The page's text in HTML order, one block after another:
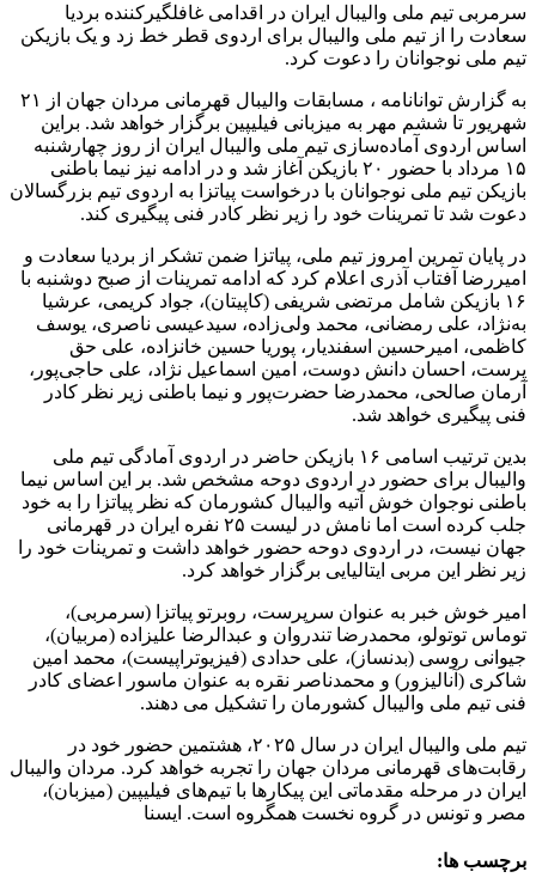
سرمربی تیم ملی والیبال ایران در اقدامی غافلگیرکننده بردیا
سعادت را از تیم ملی والیبال برای اردوی قطر خط زد و یک بازیکن
تیم ملی نوجوانان را دعوت کرد.
به گزارش توانانامه ، مسابقات والیبال قهرمانی مردان جهان از ۲۱
شهریور تا ششم مهر به میزبانی فیلیپین برگزار خواهد شد. براین
اساس اردوی آماده‌سازی تیم ملی والیبال ایران از روز چهارشنبه
۱۵ مرداد با حضور ۲۰ بازیکن آغاز شد و در ادامه نیز نیما باطنی
بازیکن تیم ملی نوجوانان با درخواست پیاتزا به اردوی تیم بزرگسالان
دعوت شد تا تمرینات خود را زیر نظر کادر فنی پیگیری کند.
در پایان تمرین امروز تیم ملی، پیاتزا ضمن تشکر از بردیا سعادت و
امیررضا آفتاب آذری اعلام کرد که ادامه تمرینات از صبح دوشنبه با
۱۶ بازیکن شامل مرتضی شریفی (کاپیتان)، جواد کریمی، عرشیا
به‌نژاد، علی رمضانی، محمد ولی‌زاده، سیدعیسی ناصری، یوسف
کاظمی، امیرحسین اسفندیار، پوریا حسین خانزاده، علی حق
پرست، احسان دانش دوست، امین اسماعیل نژاد، علی حاجی‌پور،
آرمان صالحی، محمدرضا حضرت‌پور و نیما باطنی زیر نظر کادر
فنی پیگیری خواهد شد.
بدین ترتیب اسامی ۱۶ بازیکن حاضر در اردوی آمادگی تیم ملی
والیبال برای حضور در اردوی دوحه مشخص شد. بر این اساس نیما
باطنی نوجوان خوش آتیه والیبال کشورمان که نظر پیاتزا را به خود
جلب کرده است اما نامش در لیست ۲۵ نفره ایران در قهرمانی
جهان نیست، در اردوی دوحه حضور خواهد داشت و تمرینات خود را
زیر نظر این مربی ایتالیایی برگزار خواهد کرد.
امیر خوش خبر به عنوان سرپرست، روبرتو پیاتزا (سرمربی)،
توماس توتولو، محمدرضا تندروان و عبدالرضا علیزاده (مربیان)،
جیوانی روسی (بدنساز)، علی حدادی (فیزیوتراپیست)، محمد امین
شاکری (آنالیزور) و محمدناصر نقره به عنوان ماسور اعضای کادر
فنی تیم ملی والیبال کشورمان را تشکیل می دهند.
تیم ملی والیبال ایران در سال ۲۰۲۵، هشتمین حضور خود در
رقابت‌های قهرمانی مردان جهان را تجربه خواهد کرد. مردان والیبال
ایران در مرحله مقدماتی این پیکارها با تیم‌های فیلیپین (میزبان)،
مصر و تونس در گروه نخست همگروه است. ایسنا
برچسب ها: